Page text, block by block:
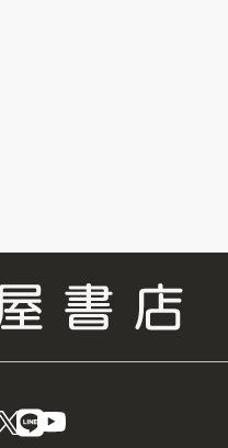
instagram
X LINE